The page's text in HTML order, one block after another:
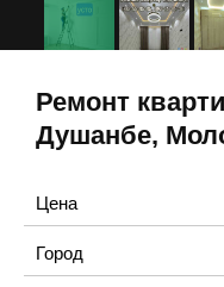
Ремонт
Душанбе,
Цена
Город